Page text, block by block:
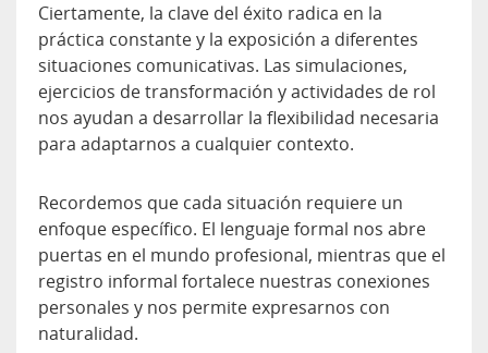
Ciertamente, la clave del éxito radica en la
práctica constante y la exposición a diferentes
situaciones comunicativas. Las simulaciones,
ejercicios de transformación y actividades de rol
nos ayudan a desarrollar la flexibilidad necesaria
para adaptarnos a cualquier contexto.
Recordemos que cada situación requiere un
enfoque específico. El lenguaje formal nos abre
puertas en el mundo profesional, mientras que el
registro informal fortalece nuestras conexiones
personales y nos permite expresarnos con
naturalidad.